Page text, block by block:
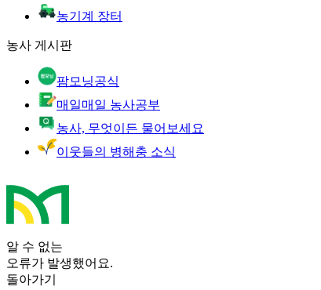
농기계 장터
농사 게시판
팜모닝공식
매일매일 농사공부
농사, 무엇이든 물어보세요
이웃들의 병해충 소식
알 수 없는
오류가 발생했어요.
돌아가기